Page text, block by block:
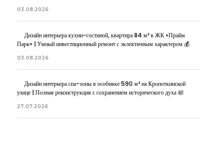
03.08.2026
Дизайн интерьера кухни-гостиной, квартира 84 м² в ЖК «Прайм
Парк» | Умный инвестиционный ремонт с эклектичным характером 💰
03.08.2026
Дизайн интерьера спа-зоны в особняке 590 м² на Кропоткинской
улице | Полная реконструкция с сохранением исторического духа 🛀
27.07.2026